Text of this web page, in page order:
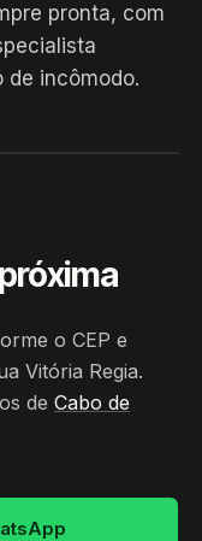
pronta, com
de incômodo.
Cabo
o CEP e
Vitória Regia.
de Cabo de